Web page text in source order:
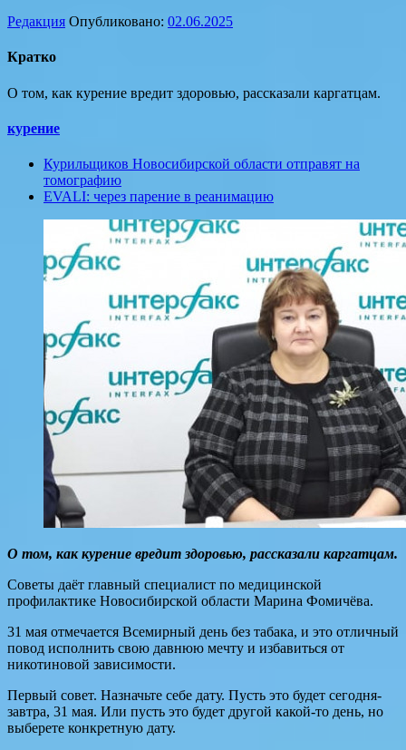
Редакция Опубликовано: 02.06.2025
Кратко
О том, как курение вредит здоровью, рассказали каргатцам.
курение
Курильщиков Новосибирской области отправят на
томографию
EVALI: через парение в реанимацию
О том, как курение вредит здоровью, рассказали каргатцам.
Советы даёт главный специалист по медицинской
профилактике Новосибирской области Марина Фомичёва.
31 мая отмечается Всемирный день без табака, и это отличный
повод исполнить свою давнюю мечту и избавиться от
никотиновой зависимости.
Первый совет. Назначьте себе дату. Пусть это будет сегодня-
завтра, 31 мая. Или пусть это будет другой какой-то день, но
выберете конкретную дату.